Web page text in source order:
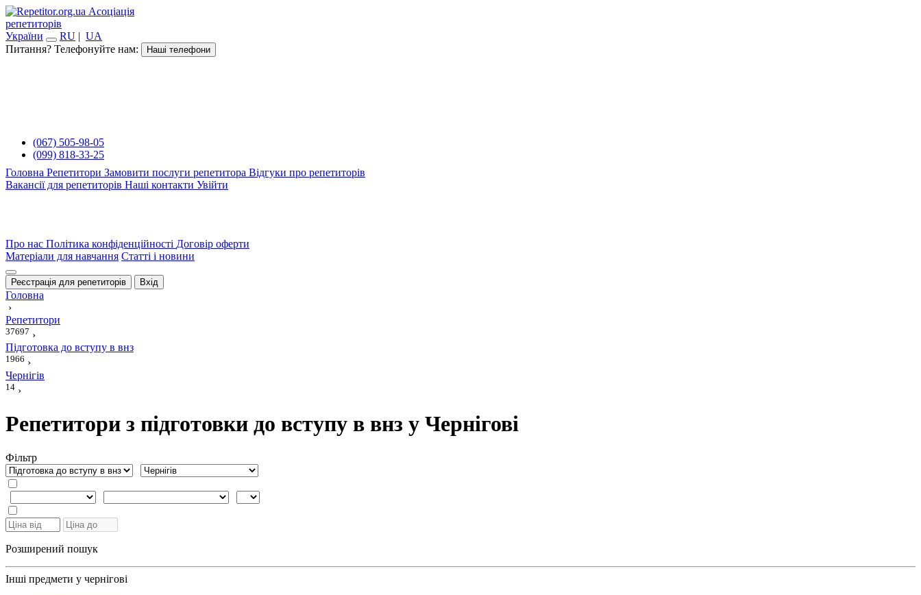
Асоціація
репетиторів
України
RU | UA
Питання? Телефонуйте нам:
Наші телефони
(067) 505-98-05
(099) 818-33-25
Головна Репетитори Замовити послуги репетитора Відгуки про репетиторів
Вакансії для репетиторів Наші контакти Увійти
Про нас Політика конфіденційності Договір оферти
Матеріали для навчання Статті і новини
Реєстрація для репетиторів Вхід
Головна
›
Репетитори
37697 ›
Підготовка до вступу в внз
1966 ›
Чернігів
14 ›
Репетитори з підготовки до вступу в внз у Чернігові
Фiльтр
Розширений пошук
Інші предмети у чернігові